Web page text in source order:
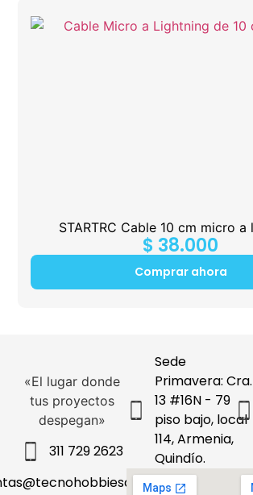
STARTRC Cable 10 cm micro a
$ 38.000
Comprar ahora
«El lugar donde
tus proyectos
despegan»
311 729 2623
Sede
Primavera: Cra.
13 #16N - 79
piso bajo, local
114, Armenia,
Quindío.